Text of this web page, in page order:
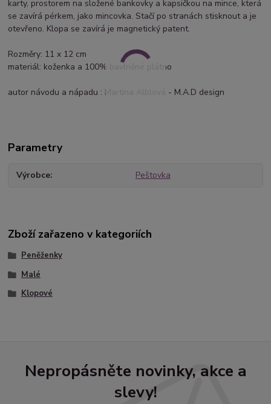
karty, prostorem na složené bankovky a kapsičkou na mince, která
se zavírá pérkem, jako mincovka. Stačí po stranách stisknout a je
otevřeno. Klopa se zavírá je magnetický patent.
Rozměry: 11 x 12 cm
materiál: koženka a 100% bavlněné plátno
autor návodu a nápadu : Martina Alblová - M.A.D design
Parametry
Výrobce Peštovka
Zboží zařazeno v kategoriích
Peněženky
Malé
Klopové
Nepropásněte novinky, akce a
slevy!